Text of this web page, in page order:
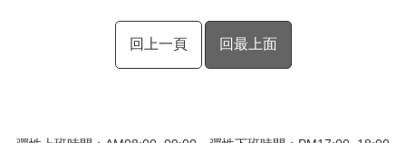
回上一頁 回最上面